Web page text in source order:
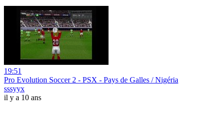
19:51
Pro Evolution Soccer 2 - PSX - Pays de Galles / Nigéria
sssyyx
il y a 10 ans